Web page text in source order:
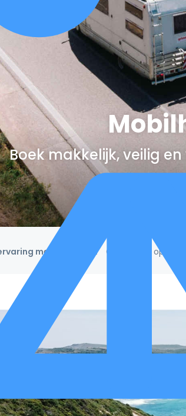
Boek makkelijk, veilig
met een 4,9/5! Gebaseerd op